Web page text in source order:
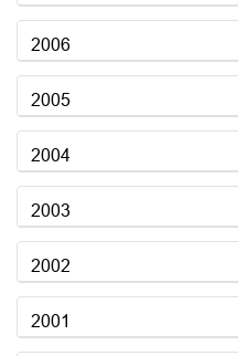
2006
2005
2004
2003
2002
2001